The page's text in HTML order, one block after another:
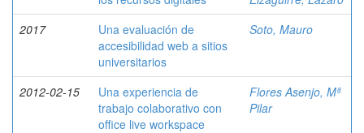
2017
Una evaluación de
accesibilidad web a sitios
universitarios
Soto, Mauro
2012-02-15
Una experiencia de
trabajo colaborativo con
office live workspace
Flores Asenjo, Mª
Pilar